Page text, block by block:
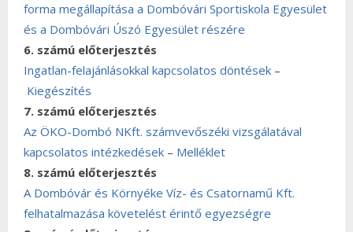
forma megállapítása a Dombóvári Sportiskola Egyesület
és a Dombóvári Úszó Egyesület részére
6. számú előterjesztés
Ingatlan-felajánlásokkal kapcsolatos döntések –
Kiegészítés
7. számú előterjesztés
Az ÖKO-Dombó NKft. számvevőszéki vizsgálatával
kapcsolatos intézkedések – Melléklet
8. számú előterjesztés
A Dombóvár és Környéke Víz- és Csatornamű Kft.
felhatalmazása követelést érintő egyezségre